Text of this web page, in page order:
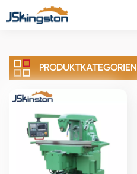
PRODUKTKATEGORIEN